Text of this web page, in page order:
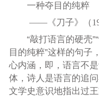
一种夺目的纯粹
——《刀子》（
“敲打语言的硬壳”“
目的纯粹”这样的句子
心内涵，即，语言不
体，诗人是语言的追
文学史意识地指出过